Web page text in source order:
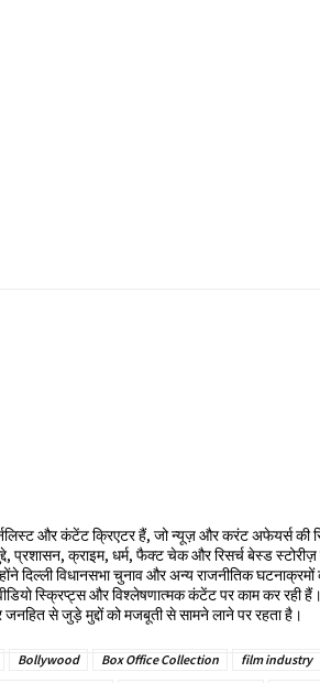
और कंटेंट क्रिएटर हैं, जो न्यूज़ और करंट अफेयर्स की
प्रशासन, क्राइम, धर्म, फैक्ट चेक और रिसर्च बेस्ड स्टोरीज़
दिल्ली विधानसभा चुनाव और अन्य राजनीतिक
स्क्रिप्ट्स और विश्लेषणात्मक कंटेंट पर काम कर रही
से जुड़े मुद्दों को मजबूती से सामने लाने पर रहता है।
Bollywood Box Office Collection film industry